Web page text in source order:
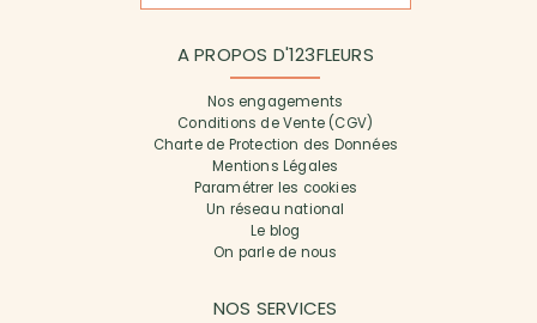
A PROPOS D'123FLEURS
Nos engagements
Conditions de Vente (CGV)
Charte de Protection des Données
Mentions Légales
Paramétrer les cookies
Un réseau national
Le blog
On parle de nous
NOS SERVICES